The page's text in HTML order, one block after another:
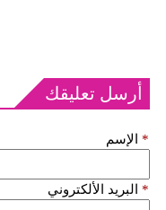
أرسل تعليقك
الإسم *
البريد الألكتروني *